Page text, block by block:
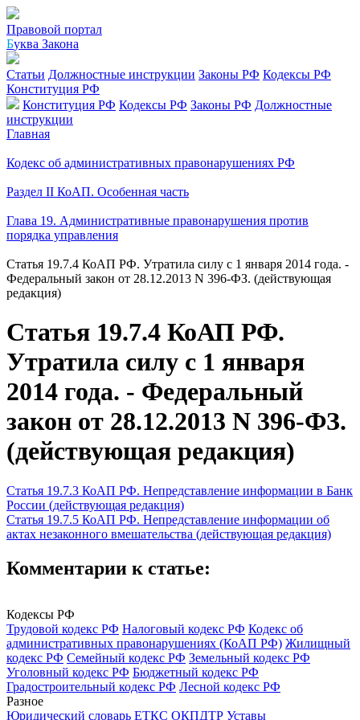
Правовой портал
Буква Закона
Статьи Должностные инструкции Законы РФ Кодексы РФ
Конституция РФ
Конституция РФ Кодексы РФ Законы РФ Должностные
инструкции
Главная
Кодекс об административных правонарушениях РФ
Раздел II КоАП. Особенная часть
Глава 19. Административные правонарушения против
порядка управления
Статья 19.7.4 КоАП РФ. Утратила силу с 1 января 2014 года. -
Федеральный закон от 28.12.2013 N 396-ФЗ. (действующая
редакция)
Статья 19.7.4 КоАП РФ.
Утратила силу с 1 января
2014 года. - Федеральный
закон от 28.12.2013 N 396-ФЗ.
(действующая редакция)
Статья 19.7.3 КоАП РФ. Непредставление информации в Банк
России (действующая редакция)
Статья 19.7.5 КоАП РФ. Непредставление информации об
актах незаконного вмешательства (действующая редакция)
Комментарии к статье:
Кодексы РФ
Трудовой кодекс РФ Налоговый кодекс РФ Кодекс об
административных правонарушениях (КоАП РФ) Жилищный
кодекс РФ Семейный кодекс РФ Земельный кодекс РФ
Уголовный кодекс РФ Бюджетный кодекс РФ
Градостроительный кодекс РФ Лесной кодекс РФ
Разное
Юридический словарь ЕТКС ОКПДТР Уставы